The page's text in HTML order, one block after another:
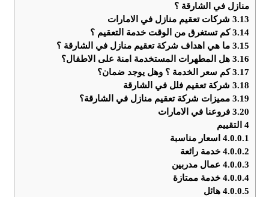
منازل في الشارقة ؟
3.13 شركات تعقيم منازل في الامارات
3.14كم تستغرق من الوقت خدمة التعقيم ؟
3.15 ما هي اهداف شركة تعقيم منازل في الشارقة ؟
3.16 هل المطهرات المستخدمة امنة على الاطفال؟
3.17كم سعر الخدمة ؟ وهل يوجد ضمان؟
3.18 شركة تعقيم فلل في الشارقة
3.19 مميزات شركة تعقيم منازل في الشارقة؟
3.20 فروعنا في الامارات
4 التقييم
4.0.0.1 اسعار مناسبة
4.0.0.2 خدمة رائعة
4.0.0.3 عمال مدربين
4.0.0.4 خدمة ممتازة
4.0.0.5 هائل